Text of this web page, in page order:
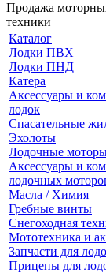
Продажа
техники
Каталог
Лодки ПВХ
Лодки ПНД
Катера
Аксессуары и
лодок
Спасательные
Эхолоты
Лодочные
Аксессуары и
лодочных
Масла / Химия
Гребные винты
Снегоходная
Мототехника и
Запчасти для
Прицепы для